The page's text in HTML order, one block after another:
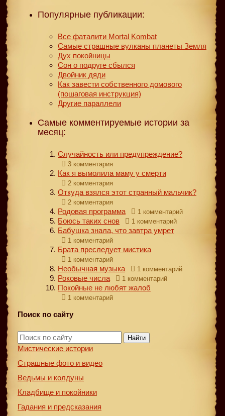
Популярные публикации:
Все фаталити Mortal Kombat
Самые страшные вулканы планеты Земля
Дух покойницы
Сон о подруге сбылся
Двойник дяди
Как завести собственного домового
(пошаговая инструкция)
Другие параллели
Самые комментируемые истории за
месяц:
Случайность или предупреждение?
3 комментария
Как я вымолила маму у смерти
2 комментария
Откуда взялся этот странный мальчик?
2 комментария
Родовая программа 1 комментарий
Боюсь таких снов 1 комментарий
Бабушка знала, что завтра умрет
1 комментарий
Брата преследует мистика
1 комментарий
Необычная музыка 1 комментарий
Роковые числа 1 комментарий
Покойные не любят жалоб
1 комментарий
Поиск по сайту
Найти
Мистические истории
Страшные фото и видео
Ведьмы и колдуны
Кладбище и покойники
Гадания и предсказания